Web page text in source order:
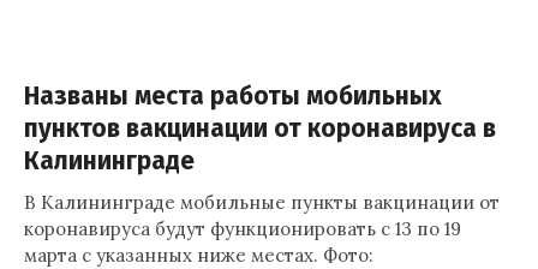
Названы места работы мобильных
пунктов вакцинации от коронавируса в
Калининграде
В Калининграде мобильные пункты вакцинации от
коронавируса будут функционировать с 13 по 19
марта с указанных ниже местах. Фото: